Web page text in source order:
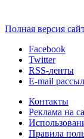
Полная версия
Facebook
Twitter
RSS-ленты
E-mail
Контакты
Реклама на
Правила